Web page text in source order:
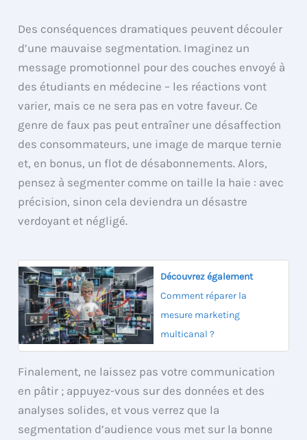
Des conséquences dramatiques peuvent découler
d’une mauvaise segmentation. Imaginez un
message promotionnel pour des couches envoyé à
des étudiants en médecine – les réactions vont
varier, mais ce ne sera pas en votre faveur. Ce
genre de faux pas peut entraîner une désaffection
des consommateurs, une image de marque ternie
et, en bonus, un flot de désabonnements. Alors,
pensez à segmenter comme on taille la haie : avec
précision, sinon cela deviendra un désastre
verdoyant et négligé.
Découvrez également
Comment réparer la
mesure marketing
multicanal ?
Finalement, ne laissez pas votre communication
en pâtir ; appuyez-vous sur des données et des
analyses solides, et vous verrez que la
segmentation d’audience vous met sur la bonne